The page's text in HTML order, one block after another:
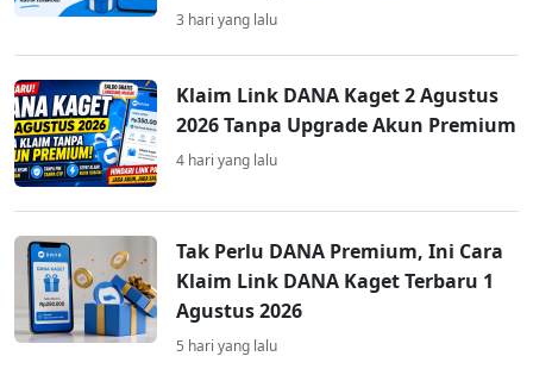
3 hari yang lalu
Klaim Link DANA Kaget 2 Agustus
2026 Tanpa Upgrade Akun Premium
4 hari yang lalu
Tak Perlu DANA Premium, Ini Cara
Klaim Link DANA Kaget Terbaru 1
Agustus 2026
5 hari yang lalu